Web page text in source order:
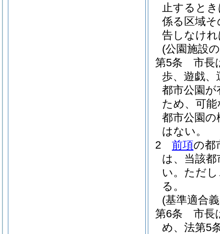
止すると
係る区域
告しなけ
(公園施設
第5条
市長
歩、遊戯、
都市公園
ため、可
都市公園
はない。
2
前項の都
は、当該
い。 ただ
る。
(基準適合
第6条
市長
め、法第5